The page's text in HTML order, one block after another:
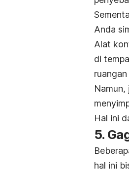
Anda
Alat
di
Hal ini
5.
hal ini